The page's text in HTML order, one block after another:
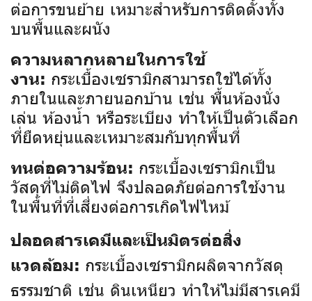
ต่อการขนย้าย เหมาะสำหรับการติดตั้งทั้ง
บนพื้นและผนัง
ความหลากหลายในการใช้
งาน: กระเบื้องเซรามิกสามารถใช้ได้ทั้ง
ภายในและภายนอกบ้าน เช่น พื้นห้องนั่ง
เล่น ห้องน้ำ หรือระเบียง ทำให้เป็นตัวเลือก
ที่ยืดหยุ่นและเหมาะสมกับทุกพื้นที่
ทนต่อความร้อน: กระเบื้องเซรามิกเป็น
วัสดุที่ไม่ติดไฟ จึงปลอดภัยต่อการใช้งาน
ในพื้นที่ที่เสี่ยงต่อการเกิดไฟไหม้
ปลอดสารเคมีและเป็นมิตรต่อสิ่ง
แวดล้อม: กระเบื้องเซรามิกผลิตจากวัสดุ
ธรรมชาติ เช่น ดินเหนียว ทำให้ไม่มีสารเคมี